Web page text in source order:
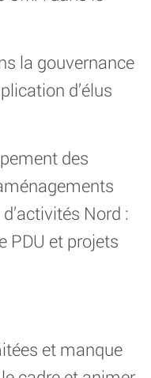
la gouvernance
d’élus
des
Nord :
PDU et projets
et manque